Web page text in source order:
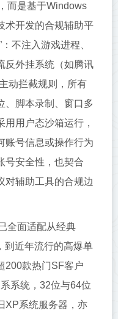
而是基于Windows
术开发的合规辅助平
不注入游戏进程、
反外挂系统（如腾讯
动拦截规则，所有
、脚本录制、窗口多
用户态沙箱运行，
账号信息或操作行为
安全性，也契合
对辅助工具的合规边
全面适配从经典
到近年流行的高爆单
200款热门SF客户
系统，32位与64位
XP系统服务器，亦